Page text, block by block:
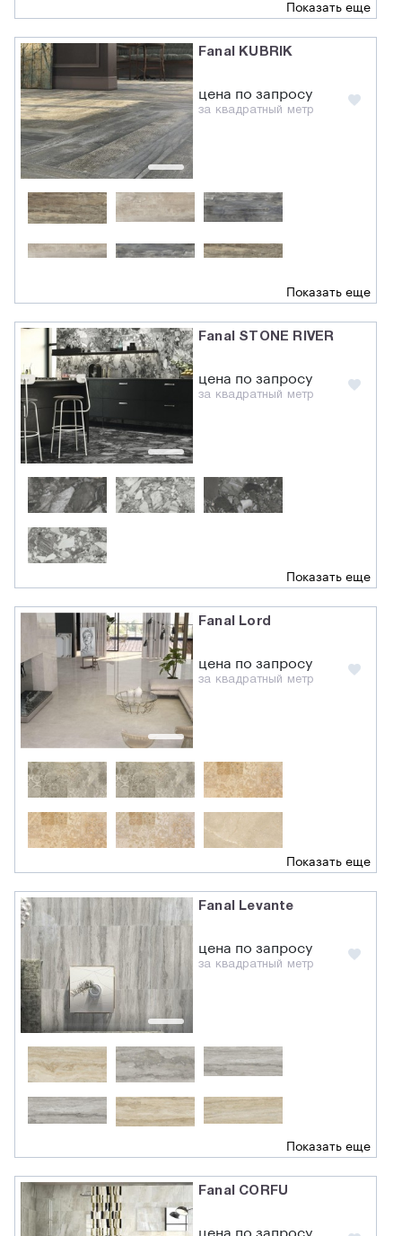
Показать еще
Fanal KUBRIK
цена по запросу
за квадратный метр
Показать еще
Fanal STONE RIVER
цена по запросу
за квадратный метр
Показать еще
Fanal Lord
цена по запросу
за квадратный метр
Показать еще
Fanal Levante
цена по запросу
за квадратный метр
Показать еще
Fanal CORFU
цена по запросу